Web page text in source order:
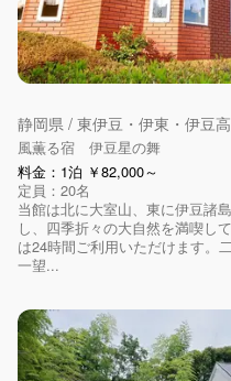
静岡県 / 東伊豆・伊東・伊豆
風薫る宿 伊豆星の舞
料金：1泊 ￥82,000～
定員：20名
当館は北に大室山、東に伊豆諸
し、四季折々の大自然を満喫し
は24時間ご利用いただけます。
一望...